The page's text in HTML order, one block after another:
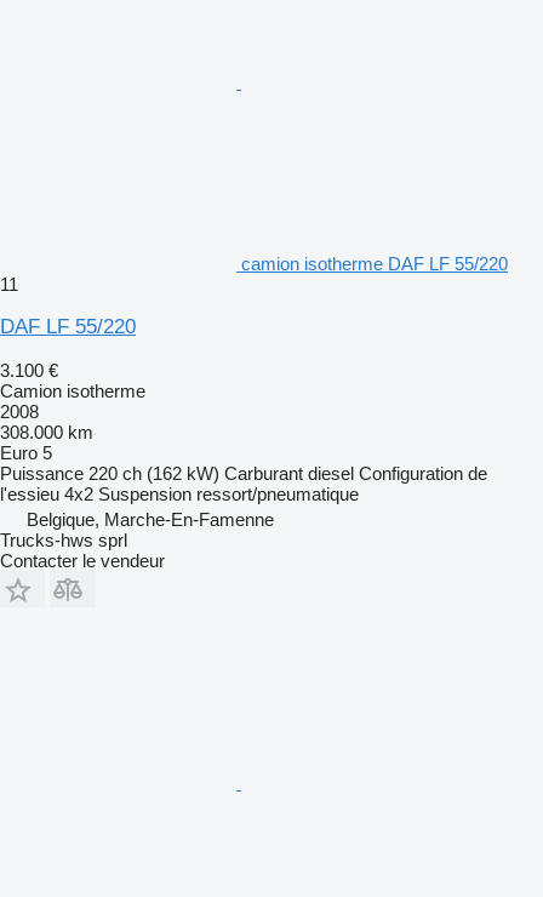
camion isotherme DAF LF 55/220
11
DAF LF 55/220
3.100 €
Camion isotherme
2008
308.000 km
Euro 5
Puissance 220 ch (162 kW) Carburant diesel Configuration de
l'essieu 4x2 Suspension ressort/pneumatique
Belgique, Marche-En-Famenne
Trucks-hws sprl
Contacter le vendeur